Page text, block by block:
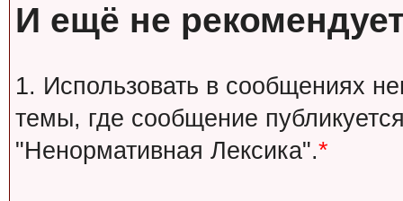
И ещё не
1. Использовать в сообщениях
темы, где сообщение
"Ненормативная Лексика".*